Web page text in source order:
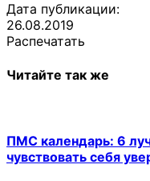
Дата публикации:
26.08.2019
Распечатать
Читайте так же
ПМС календарь: 6
чувствовать себя